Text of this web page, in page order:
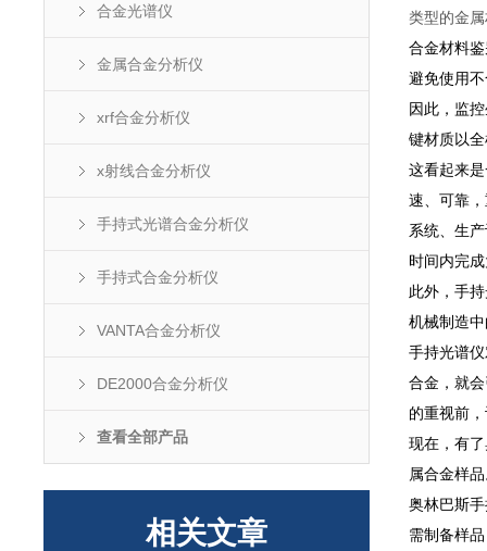
合金光谱仪
金属合金分析仪
xrf合金分析仪
x射线合金分析仪
手持式光谱合金分析仪
手持式合金分析仪
VANTA合金分析仪
DE2000合金分析仪
查看全部产品
相关文章
类型的金
合金材料
避免使用
因此，监
键材质以
这看起来
速、可靠
系统、生
时间内完
此外，手
机械制造
手持光谱
合金，就
的重视前
现在，有
属合金样
奥林巴斯
需制备样